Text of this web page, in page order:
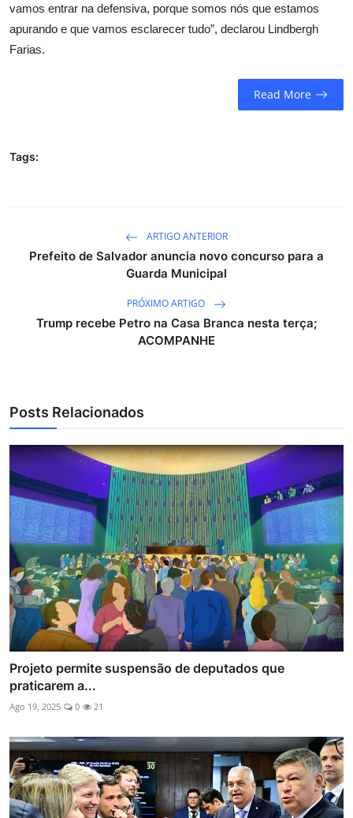
vamos entrar na defensiva, porque somos nós que estamos
apurando e que vamos esclarecer tudo”, declarou Lindbergh
Farias.
Read More
Tags:
ARTIGO ANTERIOR
Prefeito de Salvador anuncia novo concurso para a
Guarda Municipal
PRÓXIMO ARTIGO
Trump recebe Petro na Casa Branca nesta terça;
ACOMPANHE
Posts Relacionados
Projeto permite suspensão de deputados que
praticarem a...
Ago 19, 2025 0 21